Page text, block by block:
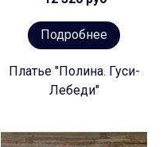
Подробнее
Платье "Полина. Гуси-
Лебеди"